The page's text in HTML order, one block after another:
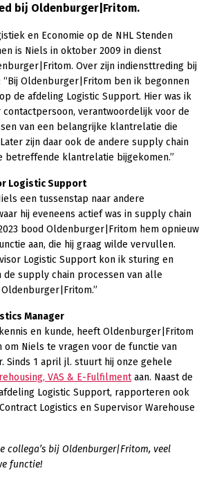
bij Oldenburger|Fritom.
en Economie op de NHL Stenden
is Niels in oktober 2009 in dienst
Over zijn indiensttreding bij
Oldenburger|Fritom ben ik begonnen
de afdeling Logistic Support. Hier was ik
contactpersoon, verantwoordelijk voor de
van een belangrijke klantrelatie die
Later zijn daar ook de andere supply chain
betreffende klantrelatie bijgekomen.”
Logistic Support
een tussenstap naar andere
hij eveneens actief was in supply chain
bood Oldenburger|Fritom hem opnieuw
aan, die hij graag wilde vervullen.
Logistic Support kon ik sturing en
de supply chain processen van alle
Manager
en kunde, heeft Oldenburger|Fritom
Niels te vragen voor de functie van
Sinds 1 april jl. stuurt hij onze gehele
VAS & E-Fulfilmentaan. Naast de
Logistic Support, rapporteren ook
Logistics en Supervisor Warehouse
collega’s bij Oldenburger|Fritom, veel
functie!